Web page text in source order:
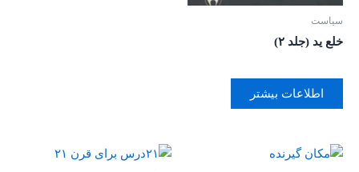
سیاست
خلع ید (جلد ۲)
اطلاعات بیشتر